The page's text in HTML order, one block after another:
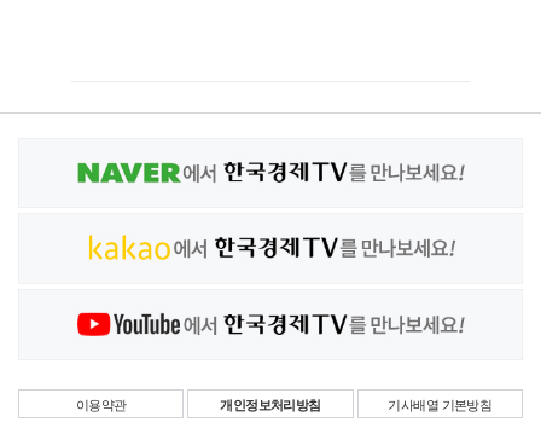
이용약관 개인정보처리방침 기사배열 기본방침